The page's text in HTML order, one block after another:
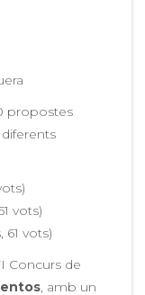
propostes
vots)
61 vots)
Concurs de
, amb un